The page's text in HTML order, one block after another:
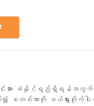
ား ခံနိုင်ရည်ရှိရန်အတွက် အဆ
ကာကို ဖယ်ရှားလိုက်ပါက၊